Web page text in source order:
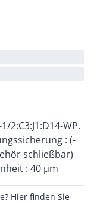
2:C3:J1:D14-WP.
: (-
schließbar)
: 40 µm
Hier finden Sie